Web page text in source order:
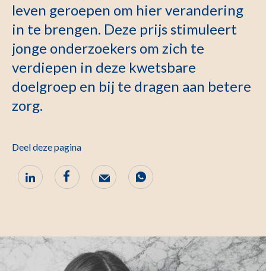
leven geroepen om hier verandering
in te brengen. Deze prijs stimuleert
jonge onderzoekers om zich te
verdiepen in deze kwetsbare
doelgroep en bij te dragen aan betere
zorg.
Deel deze pagina